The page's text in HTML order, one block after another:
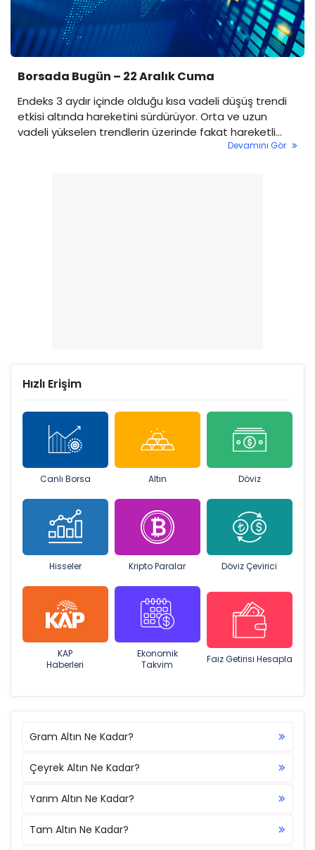
Borsada Bugün – 22 Aralık Cuma
Endeks 3 aydır içinde olduğu kısa vadeli düşüş trendi
etkisi altında hareketini sürdürüyor. Orta ve uzun
vadeli yükselen trendlerin üzerinde fakat hareketli
ortalama altındayız. Düşüş trendi üzerine çıkılması için
Devamını Gör
Hızlı Erişim
Canlı Borsa Altın Döviz
Hisseler Kripto Paralar Döviz Çevirici
KAP
Haberleri
Ekonomik
Takvim
Faiz Getirisi Hesapla
Gram Altın Ne Kadar?
Çeyrek Altın Ne Kadar?
Yarım Altın Ne Kadar?
Tam Altın Ne Kadar?